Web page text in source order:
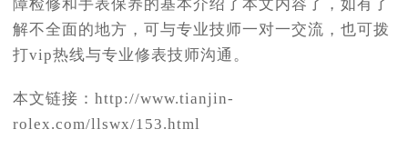
障检修和手表保养的基本介绍了本文内容了，如有了
解不全面的地方，可与专业技师一对一交流，也可拨
打vip热线与专业修表技师沟通。
本文链接：http://www.tianjin-
rolex.com/llswx/153.html